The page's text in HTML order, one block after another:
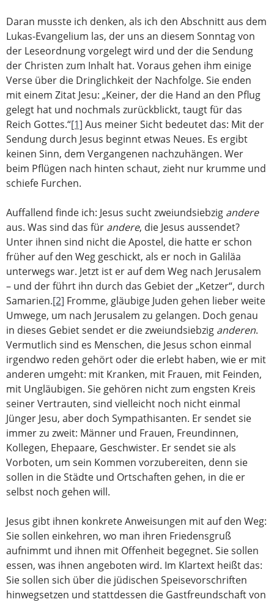
Daran musste ich denken, als ich den Abschnitt aus dem
Lukas-Evangelium las, der uns an diesem Sonntag von
der Leseordnung vorgelegt wird und der die Sendung
der Christen zum Inhalt hat. Voraus gehen ihm einige
Verse über die Dringlichkeit der Nachfolge. Sie enden
mit einem Zitat Jesu: „Keiner, der die Hand an den Pflug
gelegt hat und nochmals zurückblickt, taugt für das
Reich Gottes.“[1] Aus meiner Sicht bedeutet das: Mit der
Sendung durch Jesus beginnt etwas Neues. Es ergibt
keinen Sinn, dem Vergangenen nachzuhängen. Wer
beim Pflügen nach hinten schaut, zieht nur krumme und
schiefe Furchen.
Auffallend finde ich: Jesus sucht zweiundsiebzig andere
aus. Was sind das für andere, die Jesus aussendet?
Unter ihnen sind nicht die Apostel, die hatte er schon
früher auf den Weg geschickt, als er noch in Galiläa
unterwegs war. Jetzt ist er auf dem Weg nach Jerusalem
– und der führt ihn durch das Gebiet der „Ketzer“, durch
Samarien.[2] Fromme, gläubige Juden gehen lieber weite
Umwege, um nach Jerusalem zu gelangen. Doch genau
in dieses Gebiet sendet er die zweiundsiebzig anderen.
Vermutlich sind es Menschen, die Jesus schon einmal
irgendwo reden gehört oder die erlebt haben, wie er mit
anderen umgeht: mit Kranken, mit Frauen, mit Feinden,
mit Ungläubigen. Sie gehören nicht zum engsten Kreis
seiner Vertrauten, sind vielleicht noch nicht einmal
Jünger Jesu, aber doch Sympathisanten. Er sendet sie
immer zu zweit: Männer und Frauen, Freundinnen,
Kollegen, Ehepaare, Geschwister. Er sendet sie als
Vorboten, um sein Kommen vorzubereiten, denn sie
sollen in die Städte und Ortschaften gehen, in die er
selbst noch gehen will.
Jesus gibt ihnen konkrete Anweisungen mit auf den Weg:
Sie sollen einkehren, wo man ihren Friedensgruß
aufnimmt und ihnen mit Offenheit begegnet. Sie sollen
essen, was ihnen angeboten wird. Im Klartext heißt das:
Sie sollen sich über die jüdischen Speisevorschriften
hinwegsetzen und stattdessen die Gastfreundschaft von